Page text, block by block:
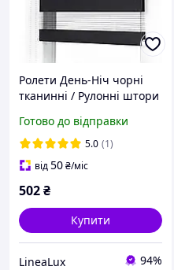
Ролети День-Ніч чорні
тканинні / Рулонні штори
кухні та дому / Жалюзі від
сонця
Готово до відправки
5.0 (1)
від50₴/міс
502₴
Купити
LineaLux 94%